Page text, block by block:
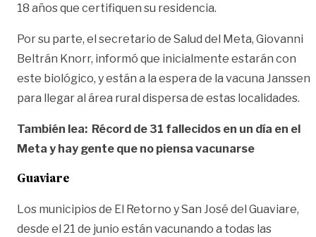
18 años que certifiquen su residencia.
Por su parte, el secretario de Salud del Meta, Giovanni
Beltrán Knorr, informó que inicialmente estarán con
este biológico, y están a la espera de la vacuna Janssen
para llegar al área rural dispersa de estas localidades.
También lea: Récord de 31 fallecidos en un día en el
Meta y hay gente que no piensa vacunarse
Guaviare
Los municipios de El Retorno y San José del Guaviare,
desde el 21 de junio están vacunando a todas las